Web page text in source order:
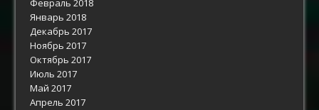
Февраль 2018
Январь 2018
Декабрь 2017
Ноябрь 2017
Октябрь 2017
Июль 2017
Май 2017
Апрель 2017